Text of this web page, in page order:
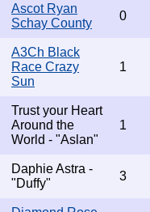
Ascot Ryan
Schay County
0
A3Ch Black
Race Crazy
Sun
1
Trust your Heart
Around the
World - "Aslan"
1
Daphie Astra -
"Duffy"
3